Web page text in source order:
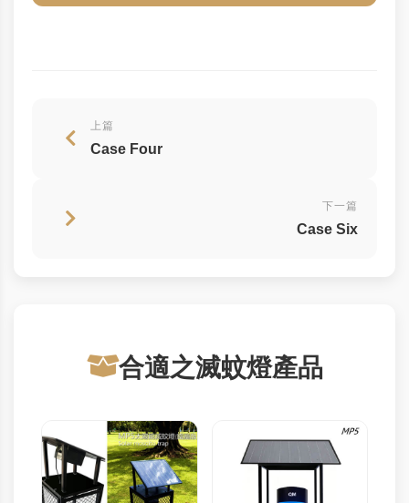
上篇
Case Four
下一篇
Case Six
合適之滅蚊燈產品